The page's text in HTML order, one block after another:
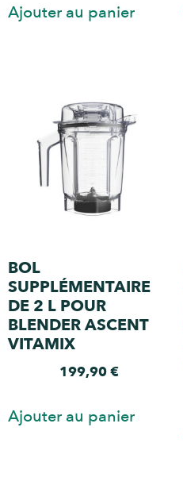
Ajouter au panier
BOL
SUPPLÉMENTAIRE
DE 2 L POUR
BLENDER ASCENT
VITAMIX
199,90€
Ajouter au panier